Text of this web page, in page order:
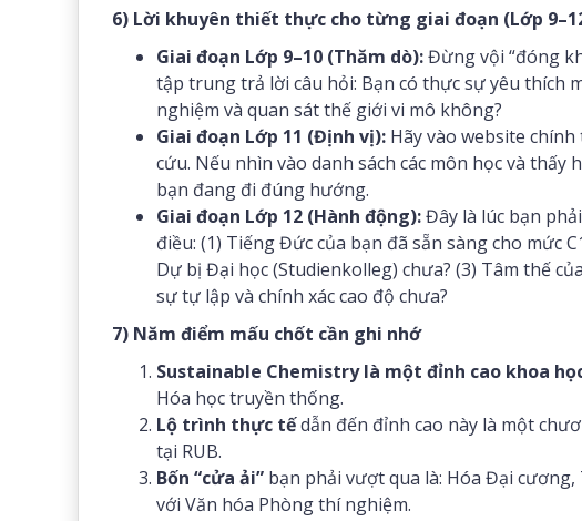
6) Lời khuyên thiết thực cho từng giai đoạn (Lớp
Giai đoạn Lớp 9–10 (Thăm dò):Đừng vội “đóng
tập trung trả lời câu hỏi: Bạn có thực sự yêu thích
nghiệm và quan sát thế giới vi mô không?
Giai đoạn Lớp 11 (Định vị): Hãy vào website chính
cứu. Nếu nhìn vào danh sách các môn học và
bạn đang đi đúng hướng.
Giai đoạn Lớp 12 (Hành động):Đây là lúc bạn
điều: (1) Tiếng Đức của bạn đã sẵn sàng cho mức
Dự bị Đại học (Studienkolleg) chưa? (3) Tâm thế
sự tự lập và chính xác cao độ chưa?
7) Năm điểm mấu chốt cần ghi nhớ
Sustainable Chemistry là một đỉnh cao khoa
Hóa học truyền thống.
Lộ trình thực tếdẫn đến đỉnh cao này là một
tại RUB.
Bốn “cửa ải” bạn phải vượt qua là: Hóa Đại
với Văn hóa Phòng thí nghiệm.